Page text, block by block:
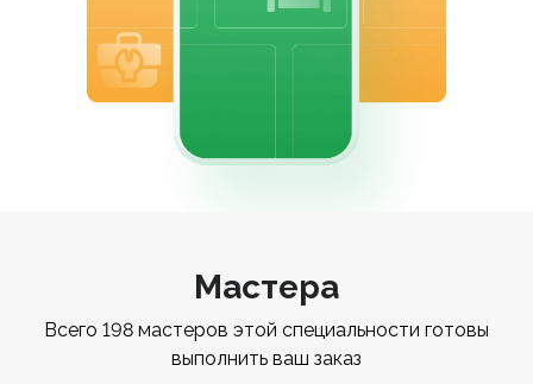
Мастера
Всего 198 мастеров этой специальности готовы
выполнить ваш заказ